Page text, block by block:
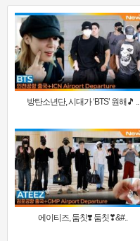
방탄소년단, 시대가 ‘BTS’ 원해🎵 ..
에이티즈, 둠칫❣️ 둠칫❣&#..